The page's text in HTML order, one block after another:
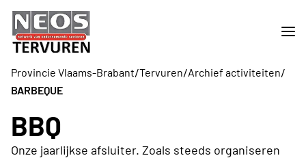
Provincie Vlaams-Brabant/Tervuren/Archief activiteiten/
BARBEQUE
BBQ
Onze jaarlijkse afsluiter. Zoals steeds organiseren